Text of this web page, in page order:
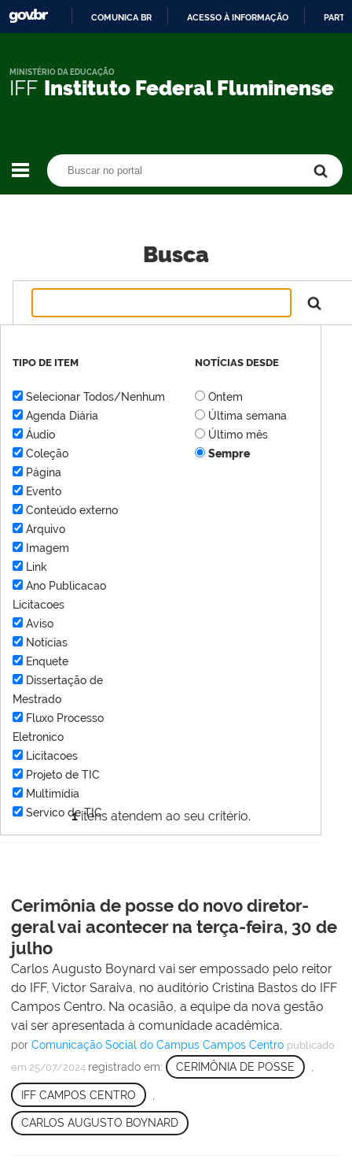
CONTEÚDO
COMUNICA BR ACESSO À INFORMAÇÃO
IFF Instituto Federal Fluminense
MINISTÉRIO DA EDUCAÇÃO
Busca
1itens atendem ao seu critério.
TIPO DE ITEM
Selecionar Todos/Nenhum
Agenda Diária
Áudio
Coleção
Página
Evento
Conteúdo externo
Arquivo
Imagem
Link
Ano Publicacao
Licitacoes
Aviso
Notícias
Enquete
Dissertação de
Mestrado
Fluxo Processo
Eletronico
Licitacoes
Projeto de TIC
Multimídia
Servico de TIC
NOTÍCIAS DESDE
Ontem
Última semana
Último mês
Sempre
Cerimônia de posse do novo diretor-
geral vai acontecer na terça-feira, 30 de
julho
Carlos Augusto Boynard vai ser empossado pelo reitor
do IFF, Victor Saraiva, no auditório Cristina Bastos do IFF
Campos Centro. Na ocasião, a equipe da nova gestão
vai ser apresentada à comunidade acadêmica.
por Comunicação Social do Campus Campos Centro publicado
em 25/07/2024 registrado em: CERIMÔNIA DE POSSE
IFF CAMPOS CENTRO
CARLOS AUGUSTO BOYNARD